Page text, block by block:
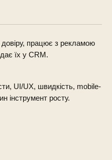
працює з рекламою
їх у CRM.
UI/UX, швидкість, mobile-
інструмент росту.